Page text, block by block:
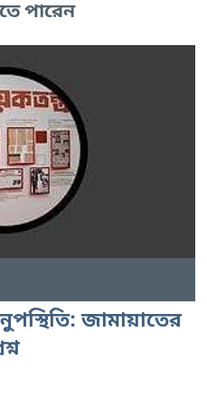
পারেন
জামায়াতের